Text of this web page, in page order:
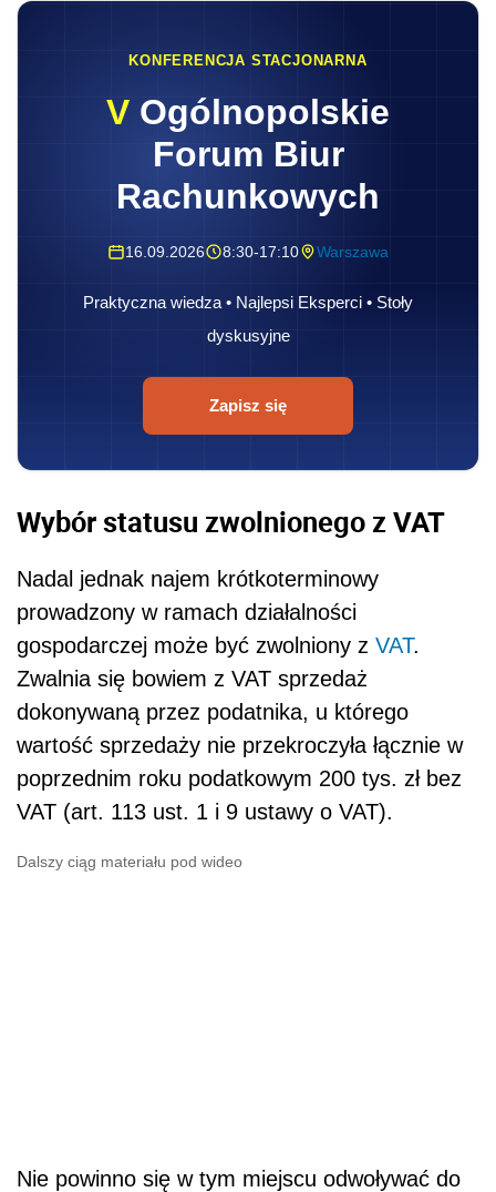
KONFERENCJA STACJONARNA
V Ogólnopolskie
Forum Biur
Rachunkowych
16.09.2026 8:30-17:10 Warszawa
Praktyczna wiedza • Najlepsi Eksperci • Stoły
dyskusyjne
Zapisz się
Wybór statusu zwolnionego z VAT
Nadal jednak najem krótkoterminowy
prowadzony w ramach działalności
gospodarczej może być zwolniony z VAT.
Zwalnia się bowiem z VAT sprzedaż
dokonywaną przez podatnika, u którego
wartość sprzedaży nie przekroczyła łącznie w
poprzednim roku podatkowym 200 tys. zł bez
VAT (art. 113 ust. 1 i 9 ustawy o VAT).
Dalszy ciąg materiału pod wideo
Nie powinno się w tym miejscu odwoływać do